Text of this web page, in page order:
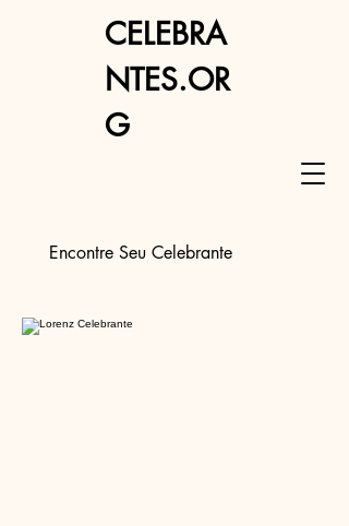
Encontre Seu Celebrante
CELEBRA
NTES.OR
G